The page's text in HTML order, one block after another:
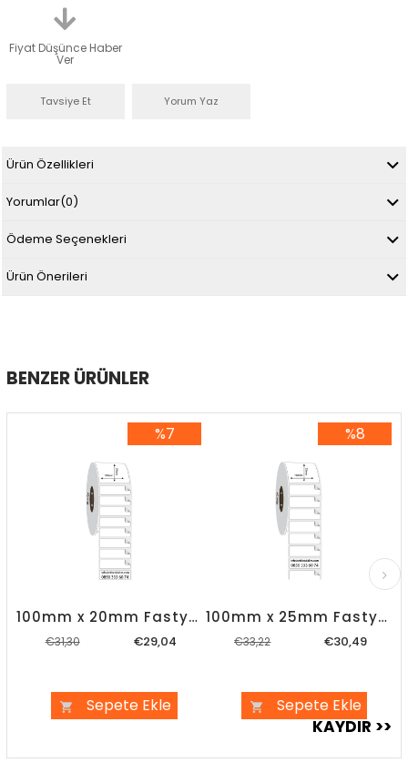
Fiyat Düşünce Haber
Ver
Tavsiye Et Yorum Yaz
Ürün Özellikleri
Yorumlar(0)
Ödeme Seçenekleri
Ürün Önerileri
BENZER ÜRÜNLER
100mm x 20mm Fastyre Etiket
€29,04
€31,30
Sepete Ekle
%7
100mm x 25mm Fastyre Etiket
€30,49
€33,22
Sepete Ekle
%8